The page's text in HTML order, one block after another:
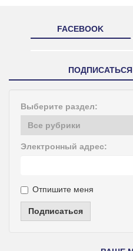
FACEBOOK
Выберите раздел:
Электронный адрес:
Отпишите меня
Подписаться